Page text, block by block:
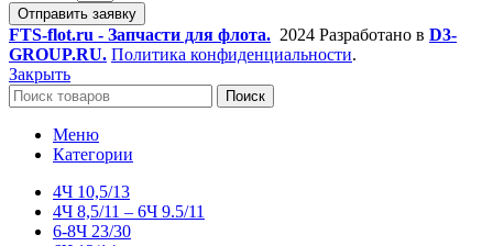
Отправить заявку
FTS-flot.ru - Запчасти для флота. 2024 Разработано в D3-
GROUP.RU. Политика конфиденциальности.
Закрыть
Поиск
Меню
Категории
4Ч 10,5/13
4Ч 8,5/11 – 6Ч 9.5/11
6-8Ч 23/30